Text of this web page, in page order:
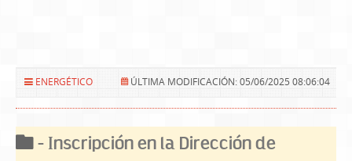
ENERGÉTICO ÚLTIMA MODIFICACIÓN: 05/06/2025 08:06:04
- Inscripción en la Dirección de